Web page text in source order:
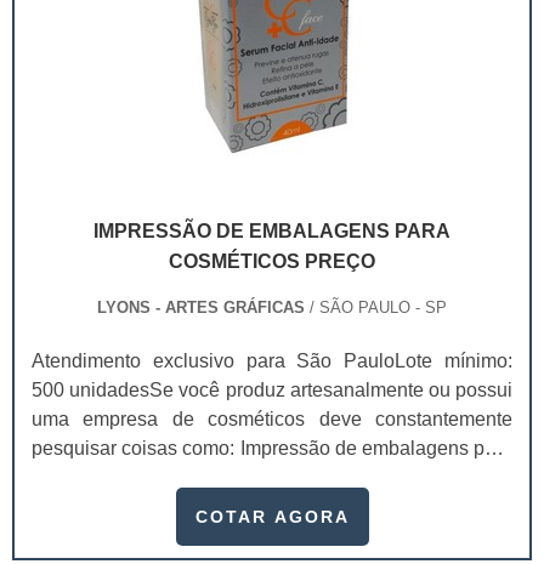
IMPRESSÃO DE EMBALAGENS PARA
COSMÉTICOS PREÇO
LYONS - ARTES GRÁFICAS / SÃO PAULO - SP
Atendimento exclusivo para São PauloLote mínimo:
500 unidadesSe você produz artesanalmente ou possui
uma empresa de cosméticos deve constantemente
pesquisar coisas como: Impressão de embalagens para
um investimento necessário para quem está no
COTAR AGORA